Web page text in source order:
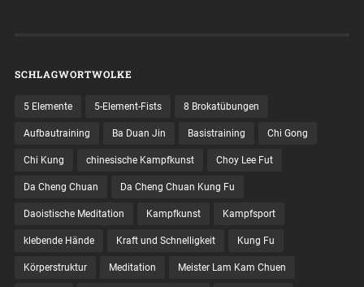
SCHLAGWORTWOLKE
5 Elemente 5-Element-Fists 8 Brokatübungen
Aufbautraining Ba Duan Jin Basistraining Chi Gong
Chi Kung chinesische Kampfkunst Choy Lee Fut
Da Cheng Chuan Da Cheng Chuan Kung Fu
Daoistische Meditation Kampfkunst Kampfsport
klebende Hände Kraft und Schnelligkeit Kung Fu
Körperstruktur Meditation Meister Lam Kam Chuen